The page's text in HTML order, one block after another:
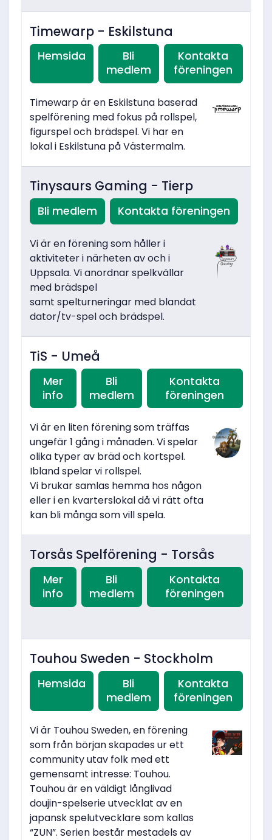
Timewarp - Eskilstuna
Hemsida
Bli
medlem
Kontakta
föreningen
Timewarp är en Eskilstuna baserad
spelförening med fokus på rollspel,
figurspel och brädspel. Vi har en
lokal i Eskilstuna på Västermalm.
Tinysaurs Gaming - Tierp
Bli medlem Kontakta föreningen
Vi är en förening som håller i
aktiviteter i närheten av och i
Uppsala. Vi anordnar spelkvällar
med brädspel
samt spelturneringar med blandat
dator/tv-spel och brädspel.
TiS - Umeå
Mer
info
Bli
medlem
Kontakta
föreningen
Vi är en liten förening som träffas
ungefär 1 gång i månaden. Vi spelar
olika typer av bräd och kortspel.
Ibland spelar vi rollspel.
Vi brukar samlas hemma hos någon
eller i en kvarterslokal då vi rätt ofta
kan bli många som vill spela.
Torsås Spelförening - Torsås
Mer
info
Bli
medlem
Kontakta
föreningen
Touhou Sweden - Stockholm
Hemsida
Bli
medlem
Kontakta
föreningen
Vi är Touhou Sweden, en förening
som från början skapades ur ett
community utav folk med ett
gemensamt intresse: Touhou.
Touhou är en väldigt långlivad
doujin-spelserie utvecklat av en
japansk spelutvecklare som kallas
“ZUN”. Serien består mestadels av